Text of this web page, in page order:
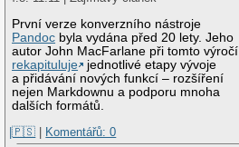
První verze konverzního nástroje
Pandoc byla vydána před 20 lety. Jeho
autor John MacFarlane při tomto výročí
rekapituluje
jednotlivé etapy vývoje
a přidávání nových funkcí – rozšíření
nejen Markdownu a podporu mnoha
dalších formátů.
|🇵🇸
Komentářů: 0